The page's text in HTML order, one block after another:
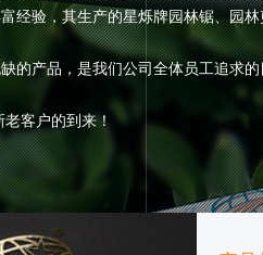
经验，其生产的星烁牌园林锯、园
的产品，是我们公司全体员工追求
客户的到来！